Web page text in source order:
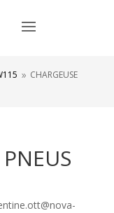
9 CHARGEUSE